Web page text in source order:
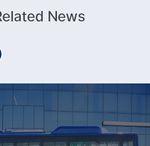
Related News